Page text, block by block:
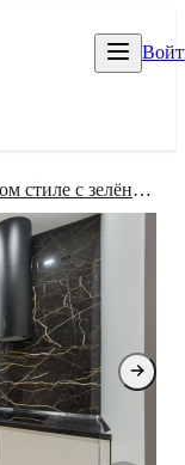
Квартира в современном стиле с зелёной спальней